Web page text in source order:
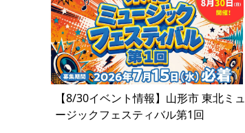
【8/30イベント情報】山形市 東北ミュ
ージックフェスティバル第1回